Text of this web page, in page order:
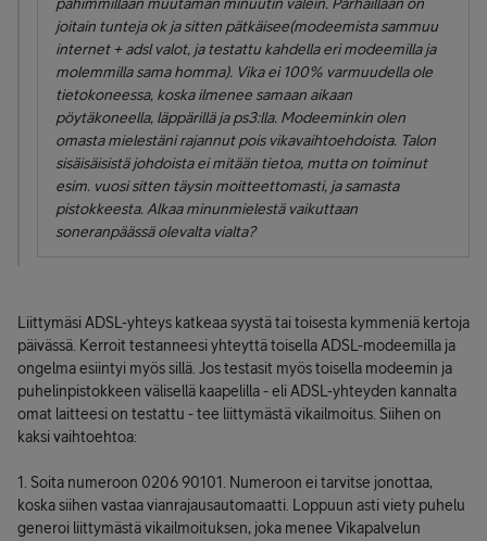
joitain tunteja ok ja sitten pätkäisee(modeemista sammuu
internet + adsl valot, ja testattu kahdella eri modeemilla ja
molemmilla sama homma). Vika ei 100% varmuudella ole
tietokoneessa, koska ilmenee samaan aikaan
pöytäkoneella, läppärillä ja ps3:lla. Modeeminkin olen
omasta mielestäni rajannut pois vikavaihtoehdoista. Talon
sisäisäisistä johdoista ei mitään tietoa, mutta on toiminut
esim. vuosi sitten täysin moitteettomasti, ja samasta
pistokkeesta. Alkaa minunmielestä vaikuttaan
soneranpäässä olevalta vialta?
Liittymäsi ADSL-yhteys katkeaa syystä tai toisesta kymmeniä kertoja
päivässä. Kerroit testanneesi yhteyttä toisella ADSL-modeemilla ja
ongelma esiintyi myös sillä. Jos testasit myös toisella modeemin ja
puhelinpistokkeen välisellä kaapelilla - eli ADSL-yhteyden kannalta
omat laitteesi on testattu - tee liittymästä vikailmoitus. Siihen on
kaksi vaihtoehtoa:
1. Soita numeroon 0206 90101. Numeroon ei tarvitse jonottaa,
koska siihen vastaa vianrajausautomaatti. Loppuun asti viety puhelu
generoi liittymästä vikailmoituksen, joka menee Vikapalvelun